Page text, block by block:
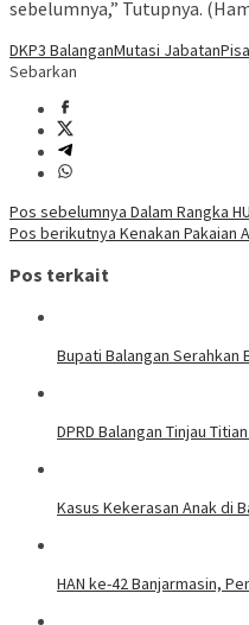
sebelumnya,” Tutupnya.
DKP3 BalanganMutasi Jabatan
Sebarkan
Navigasi
pos
Pos sebelumnya Dalam Rangka
Pos berikutnya Kenakan Pakaian
Pos terkait
Bupati Balangan Serahkan
DPRD Balangan Tinjau
Kasus Kekerasan Anak di
HAN ke-42 Banjarmasin,